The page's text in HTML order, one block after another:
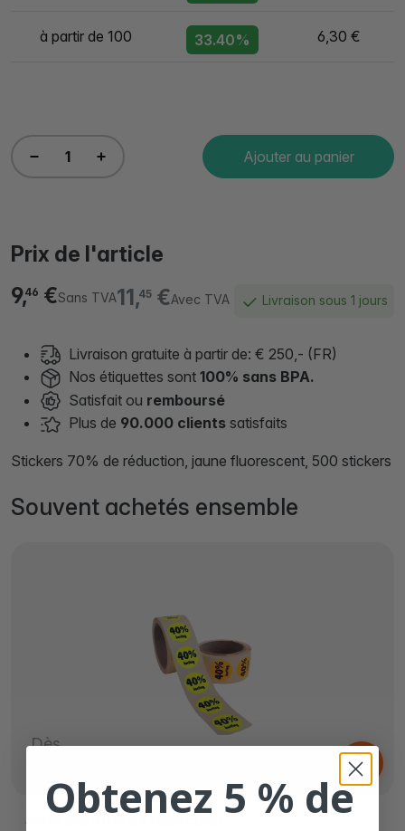
à partir de 100 33.40% 6,30 €
Ajouter au panier
Prix de l'article
11,45€Avec TVA
9,46 €Sans TVA Livraison sous 1 jours
Livraison gratuite à partir de: € 250,- (FR)
Nos étiquettes sont 100% sans BPA.
Satisfait ou remboursé
Plus de 90.000 clients satisfaits
Stickers 70% de réduction, jaune fluorescent, 500 stickers
Souvent achetés ensemble
Dès
Stickers 40% de réduction
Obtenez 5 % de